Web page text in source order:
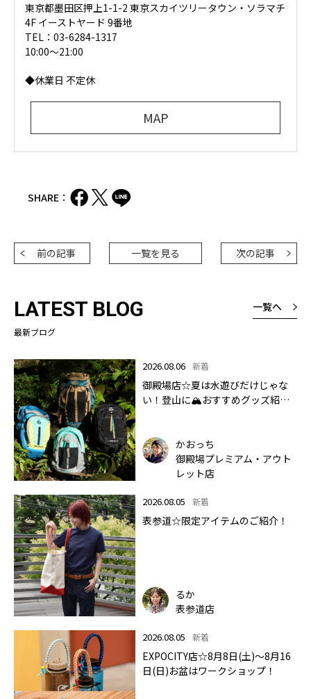
東京都墨田区押上1-1-2 東京スカイツリータウン・ソラマチ
4F イーストヤード 9番地
TEL：03-6284-1317
10:00～21:00
◆休業日 不定休
MAP
SHARE：
前の記事 一覧を見る 次の記事
LATEST BLOG
最新ブログ
一覧へ
2026.08.06 新着
御殿場店☆夏は水遊びだけじゃな
い！登山に🏔おすすめグッズ紹介
かおっち
御殿場プレミアム・アウト
レット店
2026.08.05 新着
表参道☆限定アイテムのご紹介！
るか
表参道店
2026.08.05 新着
EXPOCITY店☆8月8日(土)～8月16
日(日)お盆はワークショップ！